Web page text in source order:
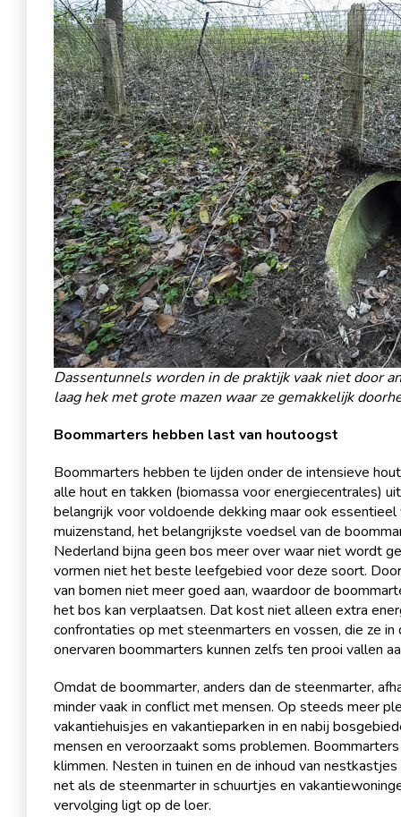
Dassentunnels worden in de praktijk vaak niet door
laag hek met grote mazen waar ze gemakkelijk
Boommarters hebben last van houtoogst
Boommarters hebben te lijden onder de intensieve
alle hout en takken (biomassa voor energiecentrales)
belangrijk voor voldoende dekking maar ook
muizenstand, het belangrijkste voedsel van de
Nederland bijna geen bos meer over waar niet wordt
vormen niet het beste leefgebied voor deze soort.
van bomen niet meer goed aan, waardoor de
het bos kan verplaatsen. Dat kost niet alleen extra
confrontaties op met steenmarters en vossen, die ze
onervaren boommarters kunnen zelfs ten prooi vallen
Omdat de boommarter, anders dan de steenmarter,
minder vaak in conflict met mensen. Op steeds meer
vakantiehuisjes en vakantieparken in en nabij
mensen en veroorzaakt soms problemen.
klimmen. Nesten in tuinen en de inhoud van
net als de steenmarter in schuurtjes en
vervolging ligt op de loer.